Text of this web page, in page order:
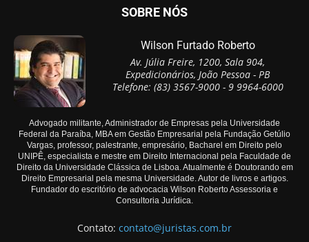
SOBRE NÓS
Wilson Furtado Roberto
Av. Júlia Freire, 1200, Sala 904,
Expedicionários, João Pessoa - PB
Telefone: (83) 3567-9000 - 9 9964-6000
Advogado militante, Administrador de Empresas pela Universidade
Federal da Paraíba, MBA em Gestão Empresarial pela Fundação Getúlio
Vargas, professor, palestrante, empresário, Bacharel em Direito pelo
UNIPÊ, especialista e mestre em Direito Internacional pela Faculdade de
Direito da Universidade Clássica de Lisboa. Atualmente é Doutorando em
Direito Empresarial pela mesma Universidade. Autor de livros e artigos.
Fundador do escritório de advocacia Wilson Roberto Assessoria e
Consultoria Jurídica.
Contato: contato@juristas.com.br